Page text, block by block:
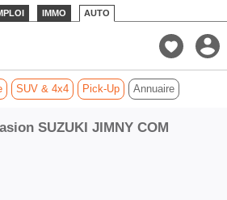
IMMO AUTO
SUV & 4x4 Pick-Up Annuaire
SUZUKI JIMNY COM